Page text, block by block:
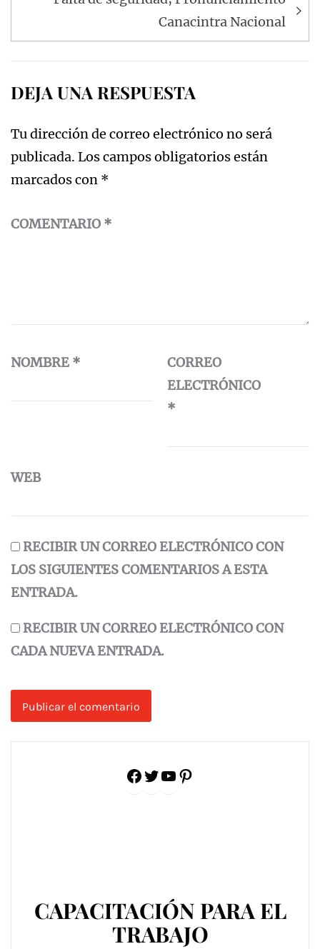
Canacintra Nacional
DEJA UNA RESPUESTA
Tu dirección de correo electrónico no será
publicada. Los campos obligatorios están
marcados con *
COMENTARIO *
NOMBRE *
CORREO
ELECTRÓNICO
*
WEB
RECIBIR UN CORREO ELECTRÓNICO CON
LOS SIGUIENTES COMENTARIOS A ESTA
ENTRADA.
RECIBIR UN CORREO ELECTRÓNICO CON
CADA NUEVA ENTRADA.
Facebook
Twitter
YouTube
Pinterest
CAPACITACIÓN PARA EL
TRABAJO